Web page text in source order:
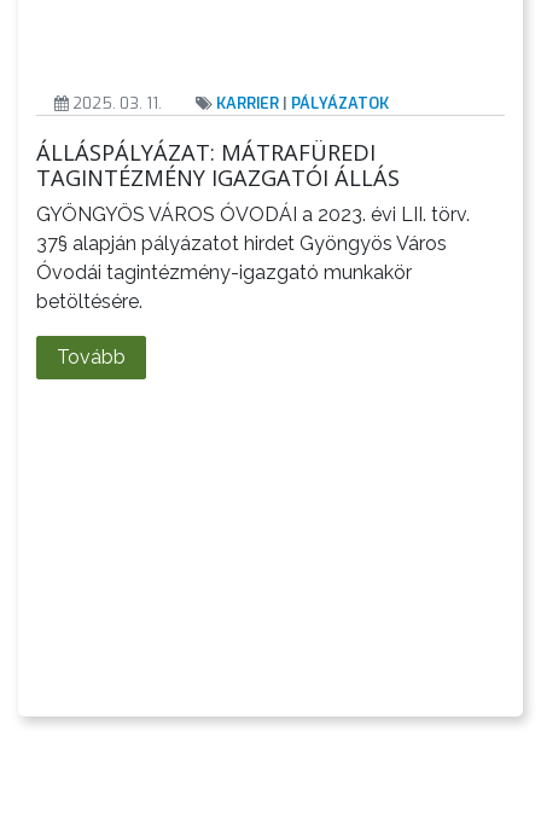
2025. 03. 11. KARRIER | PÁLYÁZATOK
ÁLLÁSPÁLYÁZAT: MÁTRAFÜREDI
TAGINTÉZMÉNY IGAZGATÓI ÁLLÁS
GYÖNGYÖS VÁROS ÓVODÁI a 2023. évi LII. törv.
37§ alapján pályázatot hirdet Gyöngyös Város
Óvodái tagintézmény-igazgató munkakör
betöltésére.
Tovább